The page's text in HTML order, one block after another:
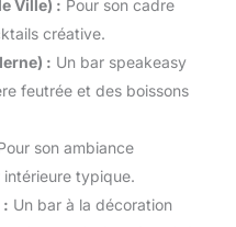
Ville) : Pour son cadre
créative.
: Un bar speakeasy
feutrée et des boissons
son ambiance
typique.
: Un bar à la décoration